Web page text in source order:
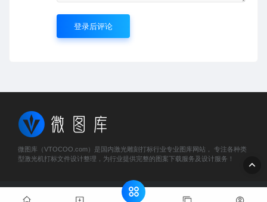
登录后评论
微图库（VTOCOO.com）是国内激光雕刻打标行业专业图库网站， 专注各种类
型激光机打标文件设计整理，为行业提供完整的图案下载服务及设计服务！
© 2023 微图库 - vtocoo.com & Lancer . All rights reserved